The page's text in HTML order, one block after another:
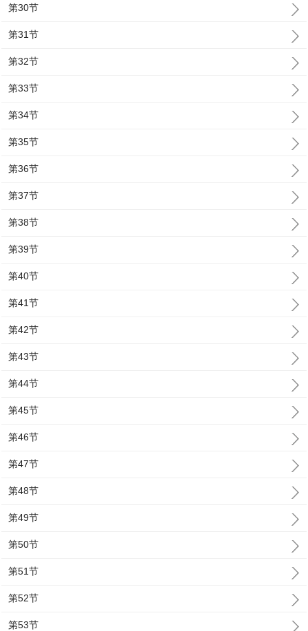
第30节
第31节
第32节
第33节
第34节
第35节
第36节
第37节
第38节
第39节
第40节
第41节
第42节
第43节
第44节
第45节
第46节
第47节
第48节
第49节
第50节
第51节
第52节
第53节